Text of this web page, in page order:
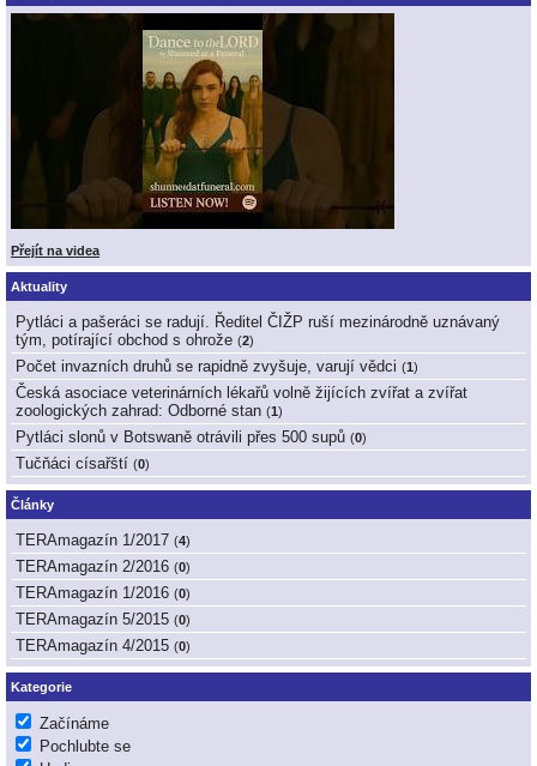
Přejít na videa
Aktuality
Pytláci a pašeráci se radují. Ředitel ČIŽP ruší mezinárodně uznávaný
tým, potírající obchod s ohrože (2)
Počet invazních druhů se rapidně zvyšuje, varují vědci (1)
Česká asociace veterinárních lékařů volně žijících zvířat a zvířat
zoologických zahrad: Odborné stan (1)
Pytláci slonů v Botswaně otrávili přes 500 supů (0)
Tučňáci císařští (0)
Články
TERAmagazín 1/2017 (4)
TERAmagazín 2/2016 (0)
TERAmagazín 1/2016 (0)
TERAmagazín 5/2015 (0)
TERAmagazín 4/2015 (0)
Kategorie
Začínáme
Pochlubte se